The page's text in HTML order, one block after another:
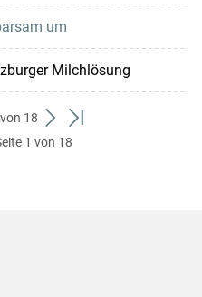
um
Milchlösung
18
weiter
zum
zum
1 von 18